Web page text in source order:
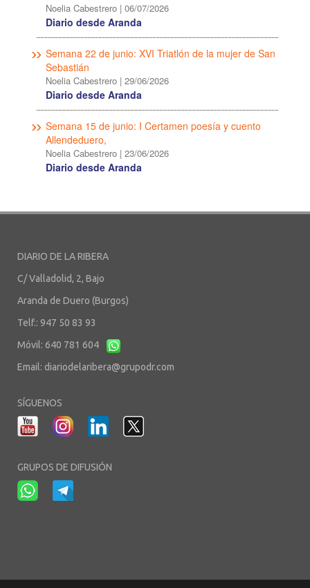
Noelia Cabestrero | 06/07/2026
Diario desde Aranda
Semana 22 de junio: XVI Triatlón de la mujer de San
Sebastián
Noelia Cabestrero | 29/06/2026
Diario desde Aranda
Semana 15 de junio: I Certamen poesía y cuento
Allendeduero,
Noelia Cabestrero | 23/06/2026
Diario desde Aranda
DIARIO DE LA RIBERA
C/ Valladolid, 2, Bajo
Aranda de Duero (Burgos)
Telf.: 947 50 83 93
Móvil: 640 781 604
Email: diariodelaribera@grupodr.com
SÍGUENOS
GRUPOS DE DIFUSIÓN